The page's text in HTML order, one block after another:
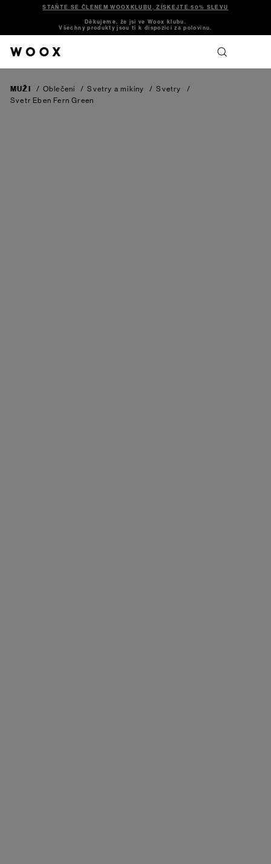
STAŇTE SE ČLENEM WOOXKLUBU, ZÍSKEJTE 50% SLEVU
Děkujeme, že jsi ve Woox klubu.
Všechny produkty jsou ti k dispozici za polovinu.
MUŽI / Oblečení / Svetry a mikiny / Svetry
/
Svetr Eben Fern Green